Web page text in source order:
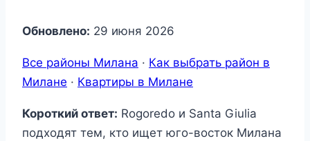
Обновлено: 29 июня 2026
Все районы Милана · Как выбрать район в
Милане · Квартиры в Милане
Короткий ответ: Rogoredo и Santa Giulia
подходят тем, кто ищет юго-восток Милана